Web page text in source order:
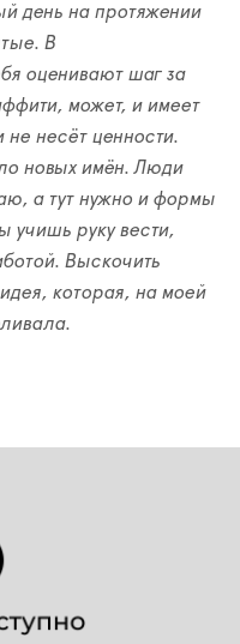
день на протяжении
В
оценивают шаг за
может, и имеет
несёт ценности.
новых имён. Люди
а тут нужно и формы
учишь руку вести,
Выскочить
которая, на моей